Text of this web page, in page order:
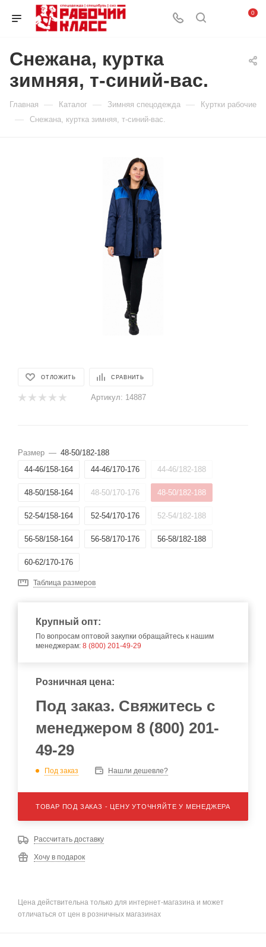
0
Снежана, куртка
зимняя, т-синий-вас.
Главная — Каталог — Зимняя спецодежда — Куртки рабочие
— Снежана, куртка зимняя, т-синий-вас.
ОТЛОЖИТЬ СРАВНИТЬ
Артикул: 14887
Размер — 48-50/182-188
44-46/158-164
44-46/170-176 44-46/182-188
48-50/158-164 48-50/170-176 48-50/182-188
52-54/158-164 52-54/170-176 52-54/182-188
56-58/158-164 56-58/170-176 56-58/182-188
60-62/170-176
Таблица размеров
Крупный опт:
По вопросам оптовой закупки обращайтесь к нашим
менеджерам: 8 (800) 201-49-29
Розничная цена:
Под заказ. Свяжитесь с
менеджером 8 (800) 201-
49-29
Под заказ Нашли дешевле?
ТОВАР ПОД ЗАКАЗ - ЦЕНУ УТОЧНЯЙТЕ У МЕНЕДЖЕРА
Рассчитать доставку
Хочу в подарок
Цена действительна только для интернет-магазина и может
отличаться от цен в розничных магазинах